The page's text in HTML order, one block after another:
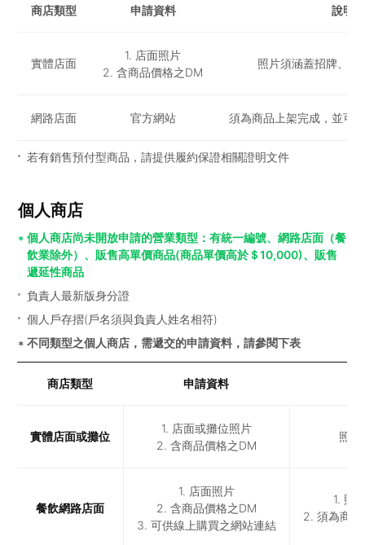
商店類型 申請資料 說明
實體店面
1. 店面照片
2. 含商品價格之DM
照片須涵蓋招牌、門
網路店面 官方網站 須為商品上架完成，並可
若有銷售預付型商品，請提供履約保證相關證明文件
個人商店
個人商店尚未開放申請的營業類型：有統一編號、網路店面（餐
飲業除外）、販售高單價商品(商品單價高於＄10,000)、販售
遞延性商品
負責人最新版身分證
個人戶存摺(戶名須與負責人姓名相符)
不同類型之個人商店，需遞交的申請資料，請參閱下表
商店類型 申請資料
實體店面或攤位
1. 店面或攤位照片
2. 含商品價格之DM
照片
餐飲網路店面
1. 店面照片
2. 含商品價格之DM
3. 可供線上購買之網站連結
1. 照
2. 須為商